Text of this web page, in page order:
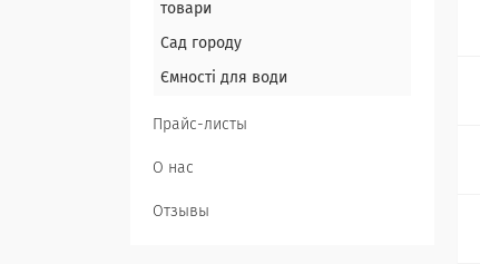
товари
Сад городу
Ємності для води
Прайс-листы
О нас
Отзывы